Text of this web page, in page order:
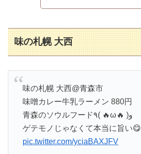
味の札幌 大西
味の札幌 大西@青森市
味噌カレー牛乳ラーメン 880円
青森のソウルフード٩( 🔥ω🔥 )و
ゲテモノじゃなくて本当に旨い😋
pic.twitter.com/yciaBAXJFV